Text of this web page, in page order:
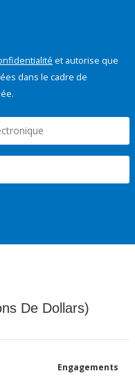
et autorise que
dans le cadre de
De Dollars)
Engagements